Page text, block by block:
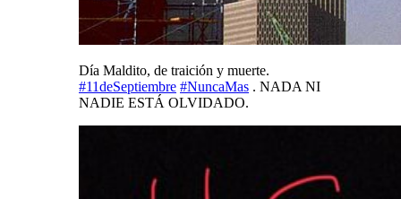
Día Maldito, de traición y muerte.
#11deSeptiembre #NuncaMas . NADA NI
NADIE ESTÁ OLVIDADO.